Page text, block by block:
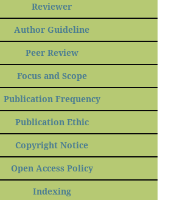
Reviewer
Author Guideline
Peer Review
Focus and Scope
Publication Frequency
Publication Ethic
Copyright Notice
Open Access Policy
Indexing